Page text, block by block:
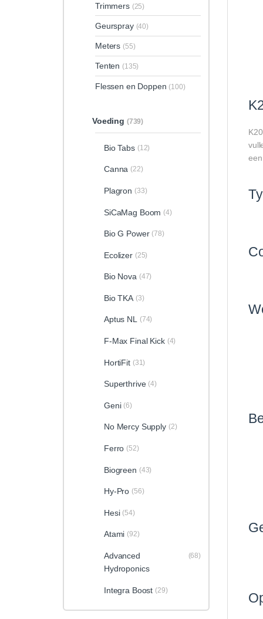
Trimmers (25)
Geurspray (40)
Meters (55)
Tenten (135)
Flessen en Doppen (100)
Voeding (739)
Bio Tabs (12)
Canna (22)
Plagron (33)
SiCaMag Boom (4)
Bio G Power (78)
Ecolizer (25)
Bio Nova (47)
Bio TKA (3)
Aptus NL (74)
F-Max Final Kick (4)
HortiFit (31)
Superthrive (4)
Geni (6)
No Mercy Supply (2)
Ferro (52)
Biogreen (43)
Hy-Pro (56)
Hesi (54)
Atami (92)
Advanced
Hydroponics
(68)
Integra Boost (29)